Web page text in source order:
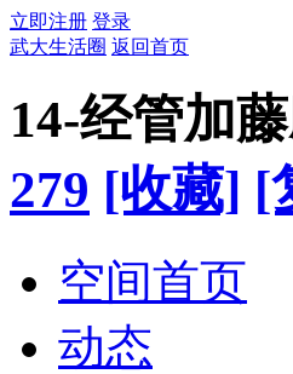
立即注册 登录
武大生活圈 返回首页
14-经管加
279 [收藏] [
空间首页
动态